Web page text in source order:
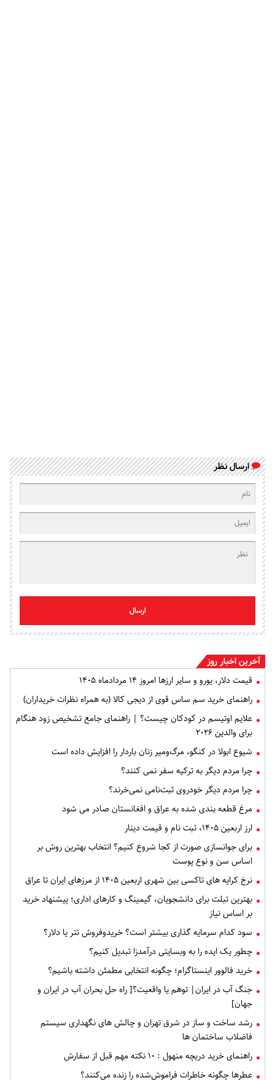
ارسال نظر
ارسال
آخرین اخبار روز
قیمت دلار، یورو و سایر ارزها امروز ۱۴ مردادماه ۱۴۰۵
راهنمای خرید سم ساس قوی از دیجی کالا (به همراه نظرات خریداران)
علایم اوتیسم در کودکان چیست؟ | راهنمای جامع تشخیص زود هنگام
برای والدین ۲۰۲۶
شیوع ابولا در کنگو، مرگ‌ومیر زنان باردار را افزایش داده است
چرا مردم دیگر به ترکیه سفر نمی کنند؟
چرا مردم دیگر خودروی ثبت‌نامی نمی‌خرند؟
مرغ قطعه‌ بندی شده به عراق و افغانستان صادر می شود
ارز اربعین ۱۴۰۵، ثبت‌ نام و قیمت دینار
برای جوانسازی صورت از کجا شروع کنیم؟ انتخاب بهترین روش بر
اساس سن و نوع پوست
نرخ کرایه های تاکسی بین شهری اربعین ۱۴۰۵ از مرزهای ایران تا عراق
بهترین تبلت برای دانشجویان، گیمینگ و کارهای اداری؛ پیشنهاد خرید
بر اساس نیاز
سود کدام سرمایه گذاری بیشتر است؟ خریدوفروش تتر یا دلار؟
چطور یک ایده را به وبسایتی درآمدزا تبدیل کنیم؟
خرید فالوور اینستاگرام؛ چگونه انتخابی مطمئن داشته باشیم؟
جنگ آب در ایران| توهم یا واقعیت؟[ راه حل بحران آب در ایران و
جهان]
رشد ساخت و ساز در شرق تهران و چالش های نگهداری سیستم
فاضلاب ساختمان ها
راهنمای خرید دریچه منهول : ۱۰ نکته مهم قبل از سفارش
عطرها چگونه خاطرات فراموش‌شده را زنده می‌کنند؟